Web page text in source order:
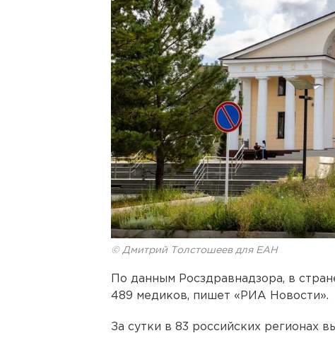
© Дмитрий Толстошеев для ЕАН
По данным Росздравнадзора, в
489 медиков, пишет «РИА Новости».
За сутки в 83 российских регионах